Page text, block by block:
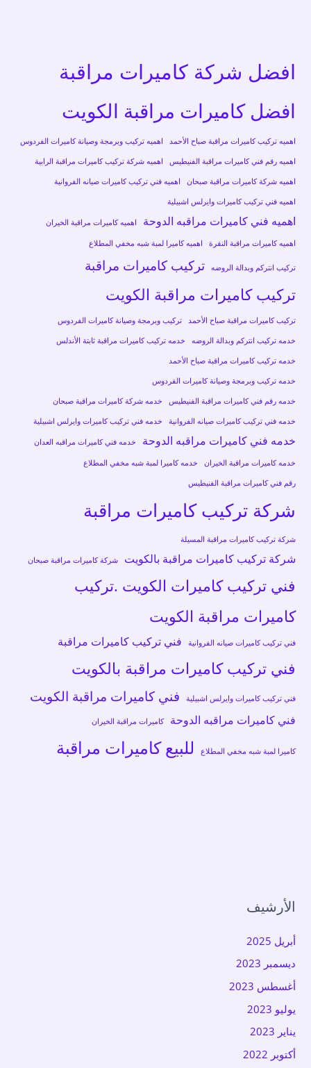
افضل شركة كاميرات مراقبة
افضل كاميرات مراقبة الكويت
اهميه تركيب كاميرات مراقبة صباح الأحمد اهميه تركيب وبرمجة وصيانة كاميرات الفردوس
اهميه رقم فني كاميرات مراقبة الفنيطيس اهميه شركة تركيب كاميرات مراقبة الرابية
اهميه شركة كاميرات مراقبة صبحان اهميه فني تركيب كاميرات صيانه الفروانية
اهميه فني تركيب كاميرات وايرلس اشبيلية
اهميه فني كاميرات مراقبه الدوحة اهميه كاميرات مراقبة الخيران
اهميه كاميرات مراقبة النقرة اهميه كاميرا لمبة شبه مخفي المطلاع
تركيب انتركم وبدالة الروضه تركيب كاميرات مراقبة
تركيب كاميرات مراقبة الكويت
تركيب كاميرات مراقبة صباح الأحمد تركيب وبرمجة وصيانة كاميرات الفردوس
خدمه تركيب انتركم وبدالة الروضه خدمه تركيب كاميرات مراقبة ثابتة الأندلس
خدمه تركيب كاميرات مراقبة صباح الأحمد
خدمه تركيب وبرمجة وصيانة كاميرات الفردوس
خدمه رقم فني كاميرات مراقبة الفنيطيس خدمه شركة كاميرات مراقبة صبحان
خدمه فني تركيب كاميرات صيانه الفروانية خدمه فني تركيب كاميرات وايرلس اشبيلية
خدمه فني كاميرات مراقبه الدوحة خدمه فني كاميرات مراقبه العدان
خدمه كاميرات مراقبة الخيران خدمه كاميرا لمبة شبه مخفي المطلاع
رقم فني كاميرات مراقبة الفنيطيس
شركة تركيب كاميرات مراقبة
شركة تركيب كاميرات مراقبة المسيلة
شركة تركيب كاميرات مراقبة بالكويت شركة كاميرات مراقبة صبحان
فني تركيب كاميرات الكويت .تركيب
كاميرات مراقبة الكويت
فني تركيب كاميرات صيانه الفروانية فني تركيب كاميرات مراقبة
فني تركيب كاميرات مراقبة بالكويت
فني تركيب كاميرات وايرلس اشبيلية فني كاميرات مراقبة الكويت
فني كاميرات مراقبه الدوحة كاميرات مراقبة الخيران
كاميرا لمبة شبه مخفي المطلاع للبيع كاميرات مراقبة
الأرشيف
أبريل 2025
ديسمبر 2023
أغسطس 2023
يوليو 2023
يناير 2023
أكتوبر 2022